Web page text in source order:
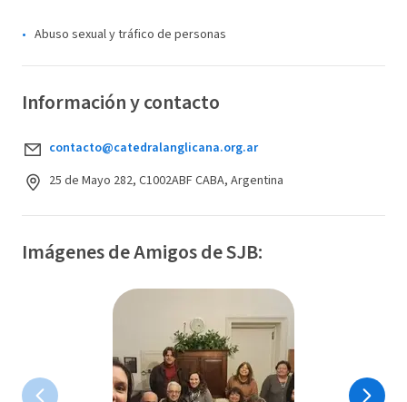
Abuso sexual y tráfico de personas
Información y contacto
contacto@catedralanglicana.org.ar
25 de Mayo 282, C1002ABF CABA, Argentina
Imágenes de Amigos de SJB: